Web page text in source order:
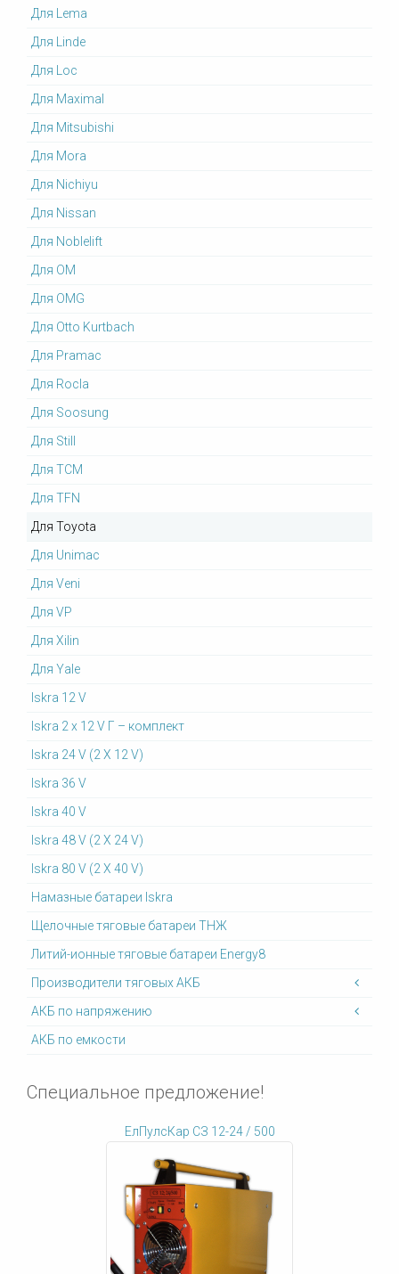
Для Lema
Для Linde
Для Loc
Для Maximal
Для Mitsubishi
Для Mora
Для Nichiyu
Для Nissan
Для Noblelift
Для OM
Для OMG
Для Otto Kurtbach
Для Pramac
Для Rocla
Для Soosung
Для Still
Для TCM
Для TFN
Для Toyota
Для Unimac
Для Veni
Для VP
Для Xilin
Для Yale
Iskra 12 V
Iskra 2 x 12 V Г – комплект
Iskra 24 V (2 X 12 V)
Iskra 36 V
Iskra 40 V
Iskra 48 V (2 X 24 V)
Iskra 80 V (2 X 40 V)
Намазные батареи Iskra
Щелочные тяговые батареи ТНЖ
Литий-ионные тяговые батареи Energy8
Производители тяговых АКБ
АКБ по напряжению
АКБ по емкости
Специальное предложение!
ЕлПулсКар СЗ 12-24 / 500